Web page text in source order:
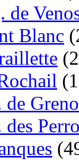
de
Blanc
de
des